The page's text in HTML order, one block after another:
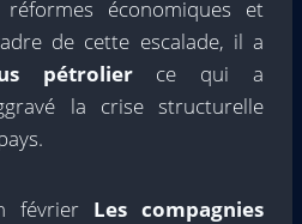
économiques et
de cette escalade, il a
pétrolierce qui a
la crise structurelle
février Les compagnies